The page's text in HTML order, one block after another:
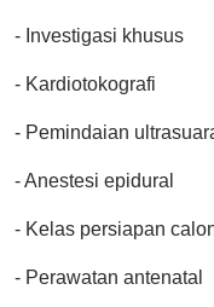
- Investigasi khusus
- Kardiotokografi
- Pemindaian
- Anestesi epidural
- Kelas persiapan
- Perawatan antenatal